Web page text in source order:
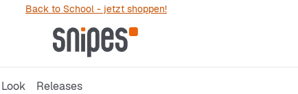
Back to School - jetzt shoppen!
Releases